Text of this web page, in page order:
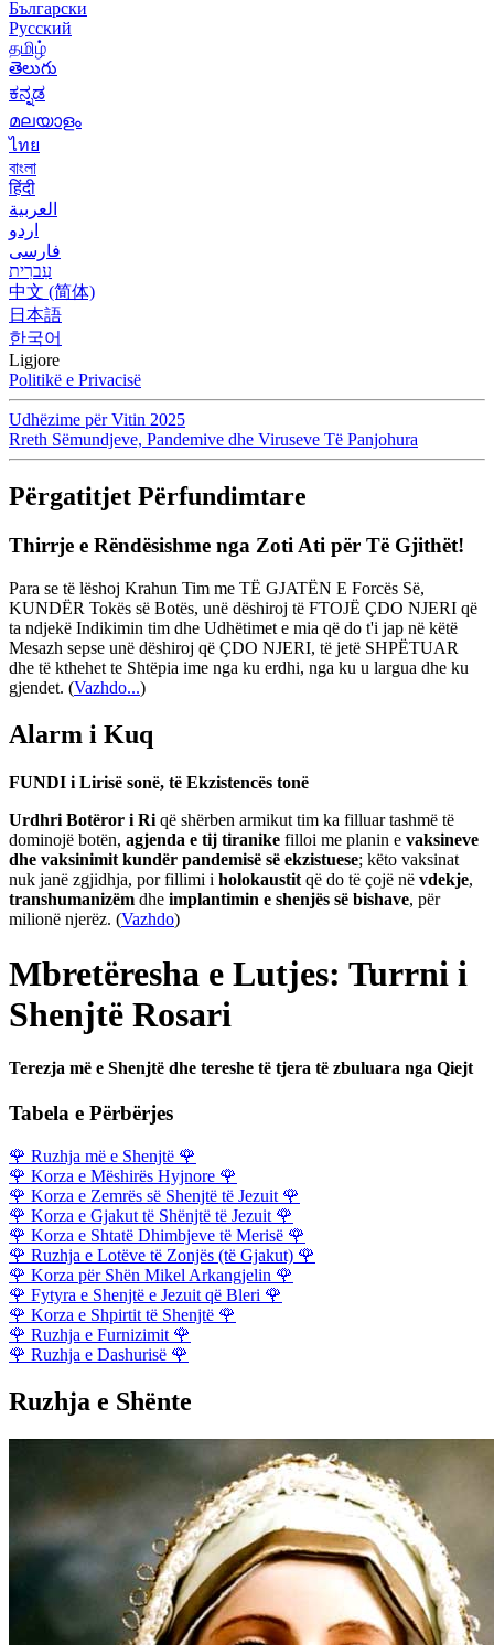
Български
Русский
தமிழ்
తెలుగు
ಕನ್ನಡ
മലയാളം
ไทย
বাংলা
हिंदी
العربية
اردو
فارسی
עִברִית
中文 (简体)
日本語
한국어
Ligjore
Politikë e Privacisë
Udhëzime për Vitin 2025
Rreth Sëmundjeve, Pandemive dhe Viruseve Të Panjohura
Përgatitjet Përfundimtare
Thirrje e Rëndësishme nga Zoti Ati për Të Gjithët!
Para se të lëshoj Krahun Tim me TË GJATËN E Forcës Së,
KUNDËR Tokës së Botës, unë dëshiroj të FTOJË ÇDO NJERI që
ta ndjekë Indikimin tim dhe Udhëtimet e mia që do t'i jap në këtë
Mesazh sepse unë dëshiroj që ÇDO NJERI, të jetë SHPËTUAR
dhe të kthehet te Shtëpia ime nga ku erdhi, nga ku u largua dhe ku
gjendet. (Vazhdo...)
Alarm i Kuq
FUNDI i Lirisë sonë, të Ekzistencës tonë
Urdhri Botëror i Ri që shërben armikut tim ka filluar tashmë të
dominojë botën, agjenda e tij tiranike filloi me planin e vaksineve
dhe vaksinimit kundër pandemisë së ekzistuese; këto vaksinat
nuk janë zgjidhja, por fillimi i holokaustit që do të çojë në vdekje,
transhumanizëm dhe implantimin e shenjës së bishave, për
milionë njerëz. (Vazhdo)
Mbretëresha e Lutjes: Turrni i
Shenjtë Rosari
Terezja më e Shenjtë dhe tereshe të tjera të zbuluara nga Qiejt
Tabela e Përbërjes
🌹 Ruzhja më e Shenjtë 🌹
🌹 Korza e Mëshirës Hyjnore 🌹
🌹 Korza e Zemrës së Shenjtë të Jezuit 🌹
🌹 Korza e Gjakut të Shënjtë të Jezuit 🌹
🌹 Korza e Shtatë Dhimbjeve të Merisë 🌹
🌹 Ruzhja e Lotëve të Zonjës (të Gjakut) 🌹
🌹 Korza për Shën Mikel Arkangjelin 🌹
🌹 Fytyra e Shenjtë e Jezuit që Bleri 🌹
🌹 Korza e Shpirtit të Shenjtë 🌹
🌹 Ruzhja e Furnizimit 🌹
🌹 Ruzhja e Dashurisë 🌹
Ruzhja e Shënte